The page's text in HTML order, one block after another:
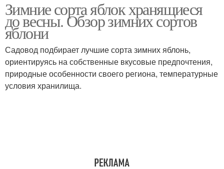
Поздние сорта
Зимние сорта яблок хранящиеся
до весны. Обзор зимних сортов
яблони
Садовод подбирает лучшие сорта зимних яблонь,
ориентируясь на собственные вкусовые предпочтения,
природные особенности своего региона, температурные
условия хранилища.